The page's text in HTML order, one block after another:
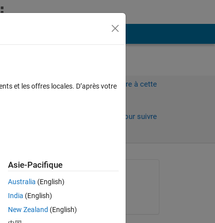
Connectez-vous pour répondre à cette
Connectez-vous pour suivre
Sainath
le 23 Nov 2011
et les offres locales. D’après votre
Asie-Pacifique
Australia (English)
India (English)
New Zealand (English)